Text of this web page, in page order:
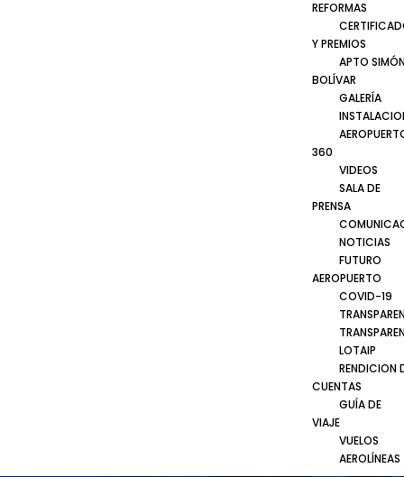
REFORMAS
Y PREMIOS
APTO
BOLÍVAR
GALERÍA
360
VIDEOS
SALA DE
PRENSA
NOTICIAS
FUTURO
AEROPUERTO
COVID-19
LOTAIP
RENDICION
CUENTAS
GUÍA DE
VIAJE
VUELOS
AEROLÍNEAS